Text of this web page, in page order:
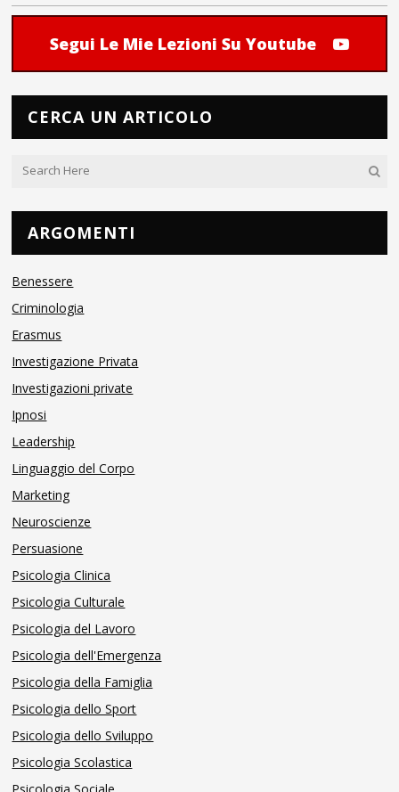
Segui Le Mie Lezioni Su Youtube
CERCA UN ARTICOLO
ARGOMENTI
Benessere
Criminologia
Erasmus
Investigazione Privata
Investigazioni private
Ipnosi
Leadership
Linguaggio del Corpo
Marketing
Neuroscienze
Persuasione
Psicologia Clinica
Psicologia Culturale
Psicologia del Lavoro
Psicologia dell'Emergenza
Psicologia della Famiglia
Psicologia dello Sport
Psicologia dello Sviluppo
Psicologia Scolastica